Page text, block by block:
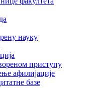
науку
приступу
афилијације
базе